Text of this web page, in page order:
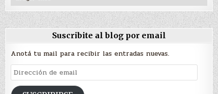
Suscribite al blog por email
Anotá tu mail para recibir las entradas nuevas.
Dirección
de